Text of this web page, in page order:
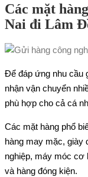
Các mặt
Nai đi Lâm
Để đáp ứng nhu cầu
nhận vận chuyển
phù hợp cho cả cá
Các mặt hàng phổ
hàng may mặc, giày
nghiệp, máy móc cơ
và hàng đóng kiện.